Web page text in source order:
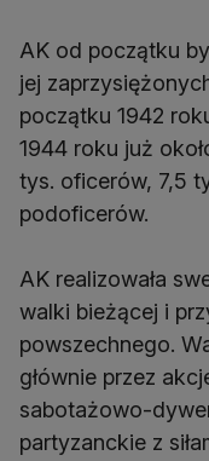
AK od początku
jej
początku 1942
1944 roku już
tys. oficerów, 7,5
podoficerów.
AK realizowała
walki bieżącej i
powszechnego.
głównie przez
sabotażowo-
partyzanckie z